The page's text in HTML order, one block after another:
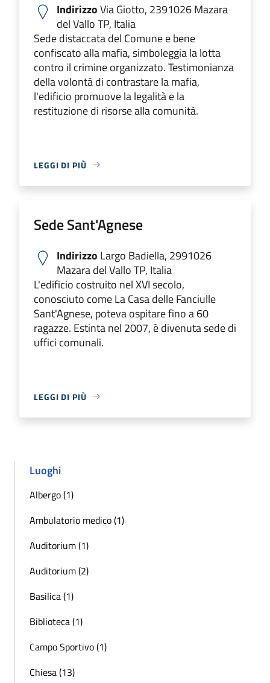
IndirizzoVia Giotto, 2391026 Mazara
del Vallo TP, Italia
Sede distaccata del Comune e bene
confiscato alla mafia, simboleggia la lotta
contro il crimine organizzato. Testimonianza
della volontà di contrastare la mafia,
l'edificio promuove la legalità e la
restituzione di risorse alla comunità.
LEGGI DI PIÙ
Sede Sant'Agnese
Indirizzo Largo Badiella, 2991026
Mazara del Vallo TP, Italia
L'edificio costruito nel XVI secolo,
conosciuto come La Casa delle Fanciulle
Sant'Agnese, poteva ospitare fino a 60
ragazze. Estinta nel 2007, è divenuta sede di
uffici comunali.
LEGGI DI PIÙ
Luoghi
Albergo (1)
Ambulatorio medico (1)
Auditorium (1)
Auditorium (2)
Basilica (1)
Biblioteca (1)
Campo Sportivo (1)
Chiesa (13)